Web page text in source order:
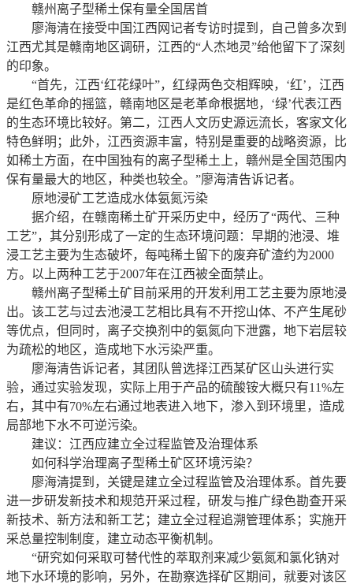
赣州离子型稀土保有量全国居首
廖海清在接受中国江西网记者专访时提到，自己曾多次到
江西尤其是赣南地区调研，江西的“人杰地灵”给他留下了深刻
的印象。
“首先，江西‘红花绿叶”，红绿两色交相辉映，‘红’，江西
是红色革命的摇篮，赣南地区是老革命根据地，‘绿’代表江西
的生态环境比较好。第二，江西人文历史源远流长，客家文化
特色鲜明；此外，江西资源丰富，特别是重要的战略资源，比
如稀土方面，在中国独有的离子型稀土上，赣州是全国范围内
保有量最大的地区，种类也较全。”廖海清告诉记者。
原地浸矿工艺造成水体氨氮污染
据介绍，在赣南稀土矿开采历史中，经历了“两代、三种
工艺”，其分别形成了一定的生态环境问题：早期的池浸、堆
浸工艺主要为生态破坏，每吨稀土留下的废弃矿渣约为2000
方。以上两种工艺于2007年在江西被全面禁止。
赣州离子型稀土矿目前采用的开发利用工艺主要为原地浸
出。该工艺与过去池浸工艺相比具有不开挖山体、不产生尾砂
等优点，但同时，离子交换剂中的氨氮向下泄露，地下岩层较
为疏松的地区，造成地下水污染严重。
廖海清告诉记者，其团队曾选择江西某矿区山头进行实
验，通过实验发现，实际上用于产品的硫酸铵大概只有11%左
右，其中有70%左右通过地表进入地下，渗入到环境里，造成
局部地下水不可逆污染。
建议：江西应建立全过程监管及治理体系
如何科学治理离子型稀土矿区环境污染？
廖海清提到，关键是建立全过程监管及治理体系。首先要
进一步研发新技术和规范开采过程，研发与推广绿色勘查开采
新技术、新方法和新工艺；建立全过程追溯管理体系；实施开
采总量控制制度，建立动态平衡机制。
“研究如何采取可替代性的萃取剂来减少氨氮和氯化钠对
地下水环境的影响，另外，在勘察选择矿区期间，就要对该区